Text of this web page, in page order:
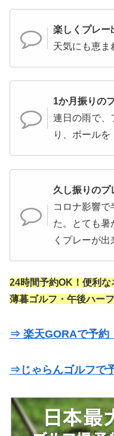
楽しくプレー
天気にも恵ま
1か月振りの
連日の雨で、
り、ボールを
久し振りのプ
コロナ影響で
た。とても暑
くプレーが出
24時間予約OK！便利な
薄暮ゴルフ・午後ハー
⇒ 楽天GORAで予約
⇒じゃらんゴルフで